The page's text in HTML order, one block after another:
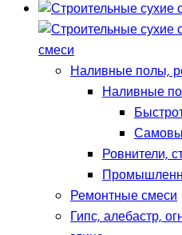
смеси
Наливные полы,
Наливные
Ровнители,
Ремонтные смеси
Гипс, алебастр,